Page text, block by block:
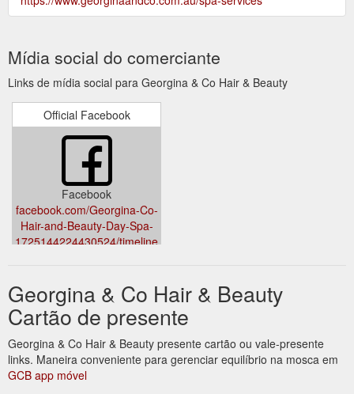
Mídia social do comerciante
Links de mídia social para Georgina & Co Hair & Beauty
Official Facebook
Facebook
facebook.com/Georgina-Co-
Hair-and-Beauty-Day-Spa-
1725144224430524/timeline
Georgina & Co Hair & Beauty
Cartão de presente
Georgina & Co Hair & Beauty presente cartão ou vale-presente
links. Maneira conveniente para gerenciar equilíbrio na mosca em
GCB app móvel